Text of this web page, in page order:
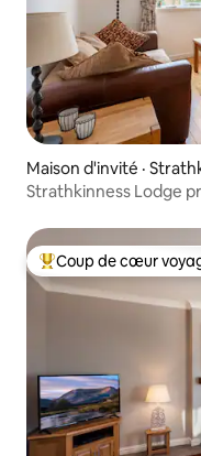
Maison d'invité ·
Strathkinness Lodge
Coup de cœur
Coup de cœur